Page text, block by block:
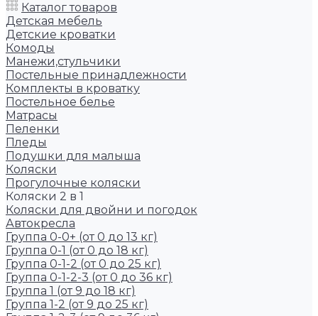
Каталог товаров
Детская мебель
Детские кроватки
Комоды
Манежи,стульчики
Постельные принадлежности
Комплекты в кроватку
Постельное белье
Матрасы
Пеленки
Пледы
Подушки для малыша
Коляски
Прогулочные коляски
Коляски 2 в 1
Коляски для двойни и погодок
Автокресла
Группа 0-0+ (от 0 до 13 кг)
Группа 0-1 (от 0 до 18 кг)
Группа 0-1-2 (от 0 до 25 кг)
Группа 0-1-2-3 (от 0 до 36 кг)
Группа 1 (от 9 до 18 кг)
Группа 1-2 (от 9 до 25 кг)